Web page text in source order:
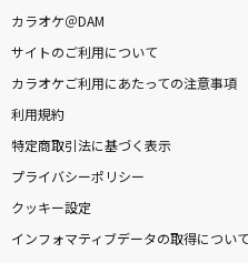
カラオケ＠DAM
サイトのご利用について
カラオケご利用にあたっての注意事項
利用規約
特定商取引法に基づく表示
プライバシーポリシー
クッキー設定
インフォマティブデータの取得について